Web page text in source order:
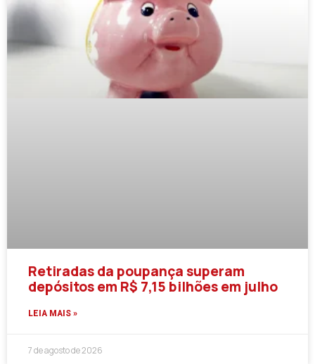
Retiradas da poupança superam
depósitos em R$ 7,15 bilhões em julho
LEIA MAIS »
7 de agosto de 2026